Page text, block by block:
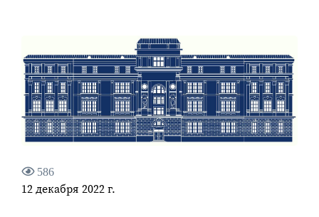
586
12 декабря 2022 г.